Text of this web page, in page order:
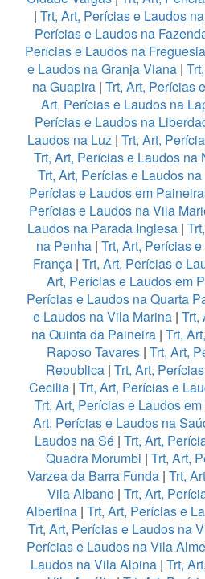
| Trt, Art, Perícias e Laudos
Perícias e Laudos na
Perícias e Laudos na
e Laudos na Granja Viana |
na Guapira| Trt, Art, Perícias
Art, Perícias e Laudos na
Perícias e Laudos na
Laudos na Luz| Trt, Art,
Trt, Art, Perícias e Laudos na
Trt, Art, Perícias e Laudos
Perícias e Laudos em
Perícias e Laudos na Vila
Laudos na Parada Inglesa |
na Penha | Trt, Art, Perícias
França | Trt, Art, Perícias e
Art, Perícias e Laudos em
Perícias e Laudos na Quarta
e Laudos na Vila Marina| Trt,
na Quinta da Paineira| Trt,
Raposo Tavares | Trt, Art,
Republica| Trt, Art,
Cecilia | Trt, Art, Perícias e
Trt, Art, Perícias e Laudos
Art, Perícias e Laudos na
Laudos na Sé | Trt, Art,
Quadra Morumbi | Trt, Art,
Varzea da Barra Funda | Trt,
Vila Albano| Trt, Art,
Albertina | Trt, Art, Perícias e
Trt, Art, Perícias e Laudos na
Perícias e Laudos na Vila
Laudos na Vila Alpina | Trt,